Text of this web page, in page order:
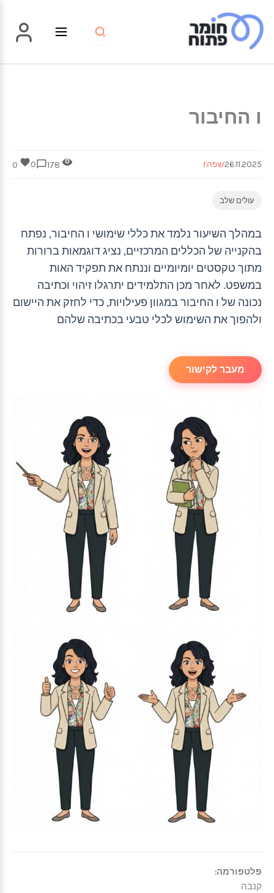
לתוכן
ו החיבור
26.11.2025שפהז 0
עולים שלב
במהלך השיעור נלמד את כללי שימושי ו החיבור, נפתח
בהקנייה של הכללים המרכזיים, נציג דוגמאות ברורות
מתוך טקסטים יומיומיים וננתח את תפקיד האות
במשפט. לאחר מכן התלמידים יתרגלו זיהוי וכתיבה
נכונה של ו החיבור במגוון פעילויות, כדי לחזק את היישום
ולהפוך את השימוש לכלי טבעי בכתיבה שלהם
מעבר לקישור
פלטפורמה:
קנבה